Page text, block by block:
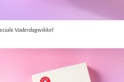
Vaderdagwikkel